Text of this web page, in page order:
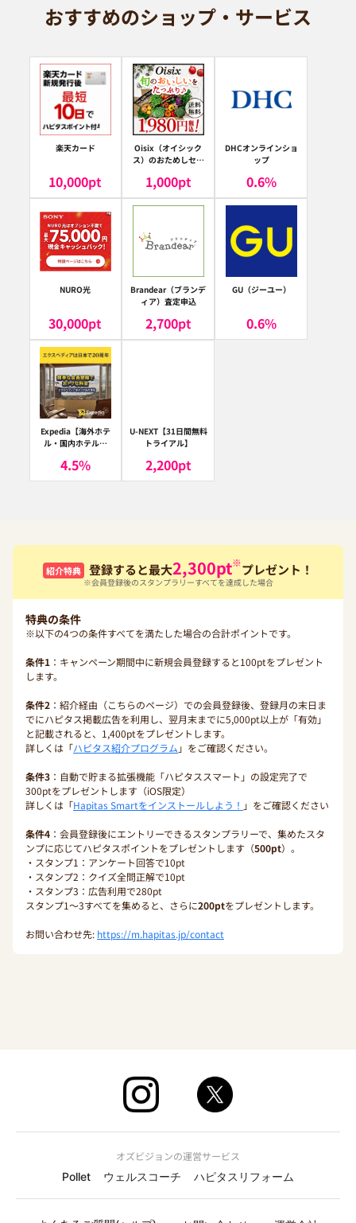
おすすめのショップ・サービス
楽天カード
10,000pt
Oisix（オイシック
ス）のおためしセッ
1,000pt
DHCオンラインショ
ップ
0.6%
NURO光
30,000pt
Brandear（ブランデ
ィア）査定申込
2,700pt
GU（ジーユー）
0.6%
Expedia【海外ホテ
ル・国内ホテル予
ア）
4.5%
U-NEXT【31日間無料
トライアル】
2,200pt
紹介特典 登録すると最大2,300pt※プレゼント！
※会員登録後のスタンプラリーすべてを達成した場合
特典の条件
※以下の4つの条件すべてを満たした場合の合計ポイントです。
条件1 ：キャンペーン期間中に新規会員登録すると100ptをプレゼント
します。
条件2 ：紹介経由（こちらのページ）での会員登録後、登録月の末日ま
でにハピタス掲載広告を利用し、翌月末までに5,000pt以上が「有効」
と記載されると、1,400ptをプレゼントします。
詳しくは「ハピタス紹介プログラム 」をご確認ください。
条件3 ：自動で貯まる拡張機能「ハピタススマート」の設定完了で
300ptをプレゼントします（iOS限定）
詳しくは「Hapitas Smartをインストールしよう！ 」をご確認ください
条件4 ：会員登録後にエントリーできるスタンプラリーで、集めたスタ
ンプに応じてハピタスポイントをプレゼントします（500pt）。
・スタンプ1：アンケート回答で10pt
・スタンプ2：クイズ全問正解で10pt
・スタンプ3：広告利用で280pt
スタンプ1〜3すべてを集めると、さらに200ptをプレゼントします。
お問い合わせ先: https://m.hapitas.jp/contact
オズビジョンの運営サービス
Pollet
ウェルスコーチ ハピタスリフォーム